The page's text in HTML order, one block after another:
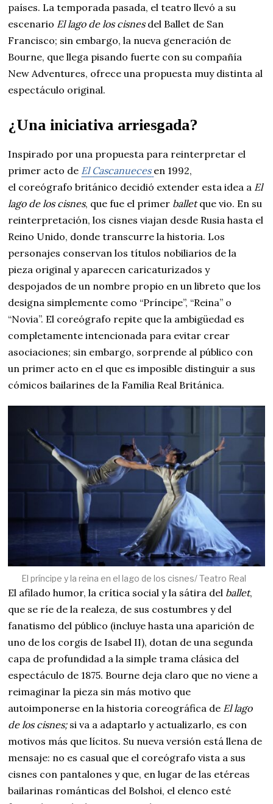
países. La temporada pasada, el teatro llevó a su
escenario El lago de los cisnesdel Ballet de San
Francisco; sin embargo, la nueva generación de
Bourne, que llega pisando fuerte con su compañía
New Adventures, ofrece una propuesta muy distinta al
espectáculo original.
¿Una iniciativa arriesgada?
Inspirado por una propuesta para reinterpretar el
primer acto de El Cascanueces en 1992,
el coreógrafo británico decidió extender esta idea a El
lago de los cisnes, que fue el primer balletque vio. En su
reinterpretación, los cisnes viajan desde Rusia hasta el
Reino Unido, donde transcurre la historia. Los
personajes conservan los títulos nobiliarios de la
pieza original y aparecen caricaturizados y
despojados de un nombre propio en un libreto que los
designa simplemente como “Príncipe”, “Reina” o
“Novia”. El coreógrafo repite que la ambigüedad es
completamente intencionada para evitar crear
asociaciones; sin embargo, sorprende al público con
un primer acto en el que es imposible distinguir a sus
cómicos bailarines de la Familia Real Británica.
El príncipe y la reina en el lago de los cisnes/ Teatro Real
El afilado humor, la crítica social y la sátira del ballet,
que se ríe de la realeza, de sus costumbres y del
fanatismo del público (incluye hasta una aparición de
uno de los corgis de Isabel II), dotan de una segunda
capa de profundidad a la simple trama clásica del
espectáculo de 1875. Bourne deja claro que no viene a
reimaginar la pieza sin más motivo que
autoimponerse en la historia coreográfica de El lago
de los cisnes;si va a adaptarlo y actualizarlo, es con
motivos más que lícitos. Su nueva versión está llena de
mensaje: no es casual que el coreógrafo vista a sus
cisnes con pantalones y que, en lugar de las etéreas
bailarinas románticas del Bolshoi, el elenco esté